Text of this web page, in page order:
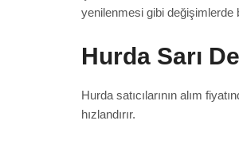
yenilenmesi gibi değişimlerde
Hurda Sarı
Hurda satıcılarının alım
hızlandırır.